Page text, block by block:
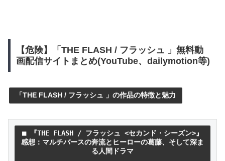
【危険】「THE FLASH / フラッシュ 」無料動
画配信サイトまとめ(YouTube、dailymotion等)
「THE FLASH / フラッシュ 」の作品の特徴と魅力
■ 『THE FLASH / フラッシュ <セカンド・シーズン>』
感想：マルチバースの奔流とヒーローの葛藤、そして深ま
る人間ドラマ